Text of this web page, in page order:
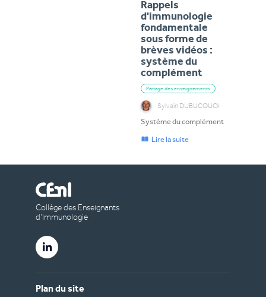
Rappels
d'immunologie
fondamentale
sous forme de
brèves vidéos :
système du
complément
Partage des enseignements
Sylvain DUBUCQUOI
Système du complément
Lire la suite
Collège des Enseignants
d’Immunologie
Plan du site